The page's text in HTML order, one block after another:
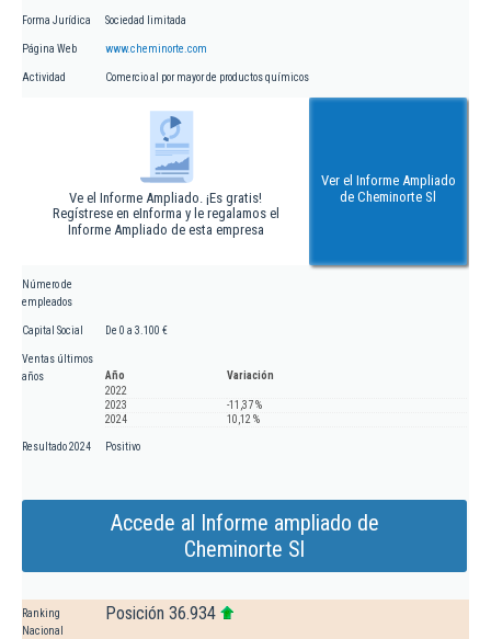
Forma Jurídica Sociedad limitada
Página Web www.cheminorte.com
Actividad Comercio al por mayor de productos químicos
Ve el Informe Ampliado. ¡Es gratis!
Regístrese en eInforma y le regalamos el
Informe Ampliado de esta empresa
Ver el Informe Ampliado
de Cheminorte Sl
Número de
empleados
Capital Social De 0 a 3.100 €
Ventas últimos
años
Año
Variación
2022
2023
-11,37 %
2024
10,12 %
Resultado 2024 Positivo
Accede al Informe ampliado de
Cheminorte Sl
Ranking
Nacional
Posición 36.934